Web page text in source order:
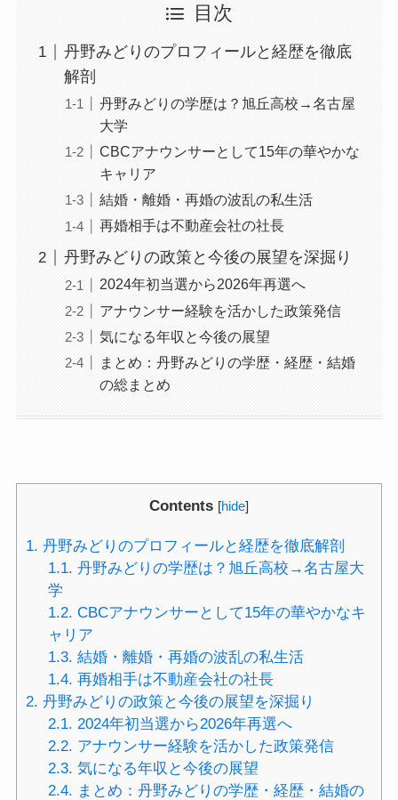
目次
丹野みどりのプロフィールと経歴を徹底
解剖
丹野みどりの学歴は？旭丘高校→名古屋
大学
CBCアナウンサーとして15年の華やかな
キャリア
結婚・離婚・再婚の波乱の私生活
再婚相手は不動産会社の社長
丹野みどりの政策と今後の展望を深掘り
2024年初当選から2026年再選へ
アナウンサー経験を活かした政策発信
気になる年収と今後の展望
まとめ：丹野みどりの学歴・経歴・結婚
の総まとめ
Contents [hide]
1. 丹野みどりのプロフィールと経歴を徹底解剖
1.1. 丹野みどりの学歴は？旭丘高校→名古屋大
学
1.2. CBCアナウンサーとして15年の華やかなキ
ャリア
1.3. 結婚・離婚・再婚の波乱の私生活
1.4. 再婚相手は不動産会社の社長
2. 丹野みどりの政策と今後の展望を深掘り
2.1. 2024年初当選から2026年再選へ
2.2. アナウンサー経験を活かした政策発信
2.3. 気になる年収と今後の展望
2.4. まとめ：丹野みどりの学歴・経歴・結婚の